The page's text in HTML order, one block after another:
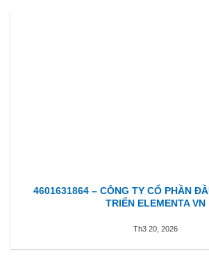
4601631864 – CÔNG TY CỔ PHẦN
TRIỂN ELEMENTA VN
Th3 20, 2026